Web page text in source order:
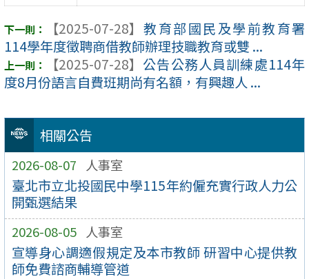
相關公告
2026-08-07 人事室
臺北市立北投國民中學115年約僱充實行政人力公
開甄選結果
2026-08-05 人事室
宣導身心調適假規定及本市教師 研習中心提供教
師免費諮商輔導管道
【2025-07-28】 教育部國民及學前教育署
114學年度徵聘商借教師辦理技職教育或雙 ...
【2025-07-28】 公告公務人員訓練處114年
度8月份語言自費班期尚有名額，有興趣人 ...